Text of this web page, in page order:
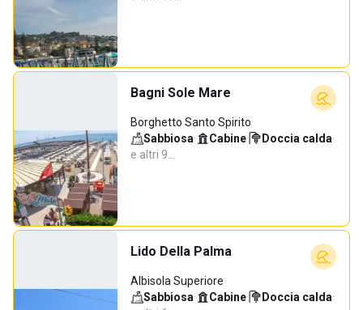
Bagni Sole Mare
Borghetto Santo Spirito
Sabbiosa· Cabine· Doccia calda·
e altri 9…
Lido Della Palma
Albisola Superiore
Sabbiosa· Cabine· Doccia calda·